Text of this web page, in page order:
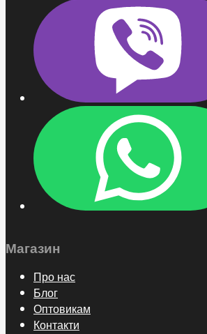
Магазин
Про нас
Блог
Оптовикам
Контакти